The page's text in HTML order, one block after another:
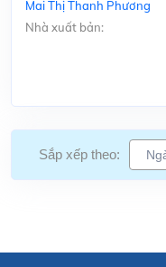
Mai Thị Thanh Phương
Nhà xuất bản:
Sắp xếp theo: